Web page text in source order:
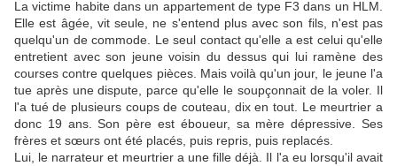
La victime habite dans un appartement de type F3 dans un HLM.
Elle est âgée, vit seule, ne s'entend plus avec son fils, n'est pas
quelqu'un de commode. Le seul contact qu'elle a est celui qu'elle
entretient avec son jeune voisin du dessus qui lui ramène des
courses contre quelques pièces. Mais voilà qu'un jour, le jeune l'a
tue après une dispute, parce qu'elle le soupçonnait de la voler. Il
l'a tué de plusieurs coups de couteau, dix en tout. Le meurtrier a
donc 19 ans. Son père est éboueur, sa mère dépressive. Ses
frères et sœurs ont été placés, puis repris, puis replacés.
Lui, le narrateur et meurtrier a une fille déjà. Il l'a eu lorsqu'il avait